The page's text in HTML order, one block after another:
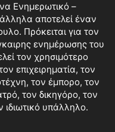
Ενημερωτικό –
αποτελεί έναν
Πρόκειται για τον
ενημέρωσης του
τον χρησιμότερο
επιχειρηματία, τον
τον έμπορο, τον
τον δικηγόρο, τον
ιδιωτικό υπάλληλο.